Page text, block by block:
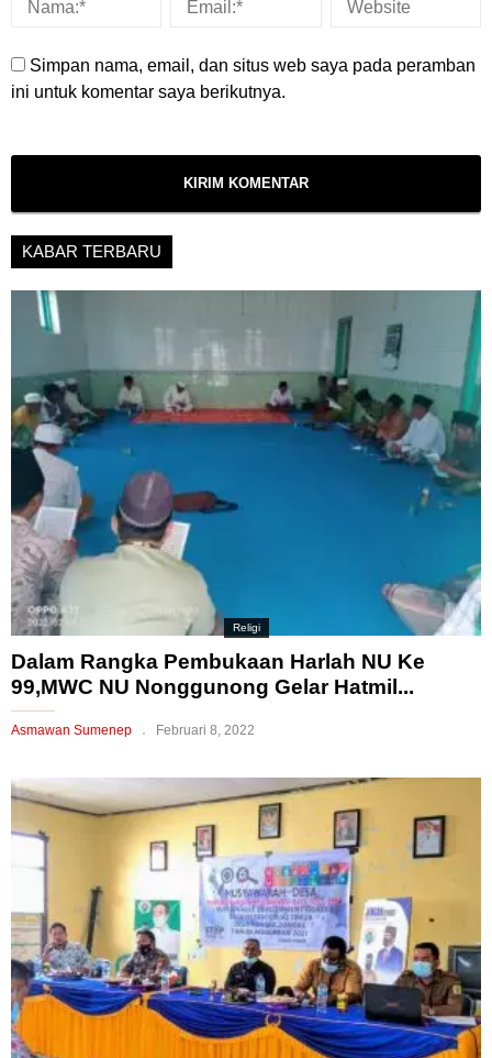
Simpan nama, email, dan situs web saya pada peramban
ini untuk komentar saya berikutnya.
KABAR TERBARU
Religi
Dalam Rangka Pembukaan Harlah NU Ke
99,MWC NU Nonggunong Gelar Hatmil...
Asmawan Sumenep Februari 8, 2022